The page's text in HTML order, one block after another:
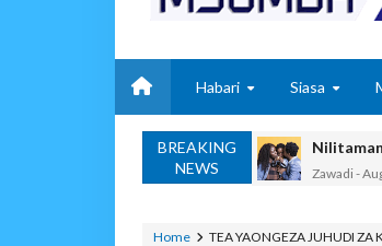
Habari Siasa
BREAKING
NEWS
Zawadi -
Home TEA YAONGEZA JUHUDI ZA